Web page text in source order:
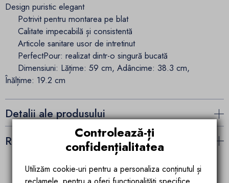
Design puristic elegant
Potrivit pentru montarea pe blat
Calitate impecabilă și consistentă
Articole sanitare usor de intretinut
PerfectPour: realizat dintr-o singură bucată
Dimensiuni: Lățime: 59 cm, Adâncime: 38.3 cm,
Înălțime: 19.2 cm
Detalii ale produsului
Recenzii (0)
Controlează-ți
confidențialitatea
Utilizăm cookie-uri pentru a personaliza conținutul și